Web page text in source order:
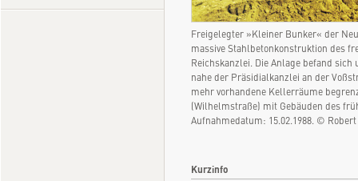
Freigelegter »Kleiner Bunker« der
massive Stahlbetonkonstruktion des
Reichskanzlei. Die Anlage befand
nahe der Präsidialkanzlei an der
mehr vorhandene Kellerräume
(Wilhelmstraße) mit Gebäuden des
Aufnahmedatum: 15.02.1988. ©
Kurzinfo